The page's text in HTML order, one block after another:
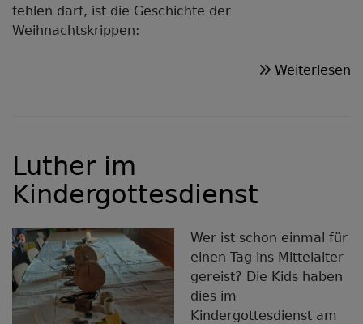
fehlen darf, ist die Geschichte der
Weihnachtskrippen:
Weiterlesen
Luther im
Kindergottesdienst
Wer ist schon einmal für
einen Tag ins Mittelalter
gereist? Die Kids haben
dies im
Kindergottesdienst am